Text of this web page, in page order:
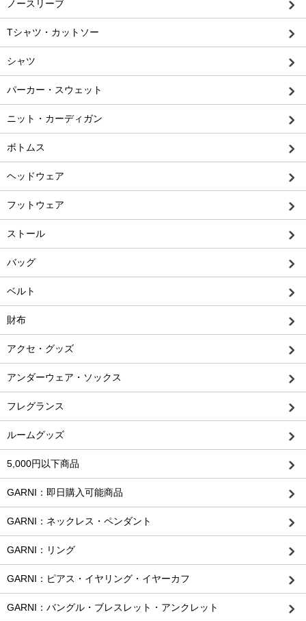
ノースリーブ
Tシャツ・カットソー
シャツ
パーカー・スウェット
ニット・カーディガン
ボトムス
ヘッドウェア
フットウェア
ストール
バッグ
ベルト
財布
アクセ・グッズ
アンダーウェア・ソックス
フレグランス
ルームグッズ
5,000円以下商品
GARNI：即日購入可能商品
GARNI：ネックレス・ペンダント
GARNI：リング
GARNI：ピアス・イヤリング・イヤーカフ
GARNI：バングル・ブレスレット・アンクレット